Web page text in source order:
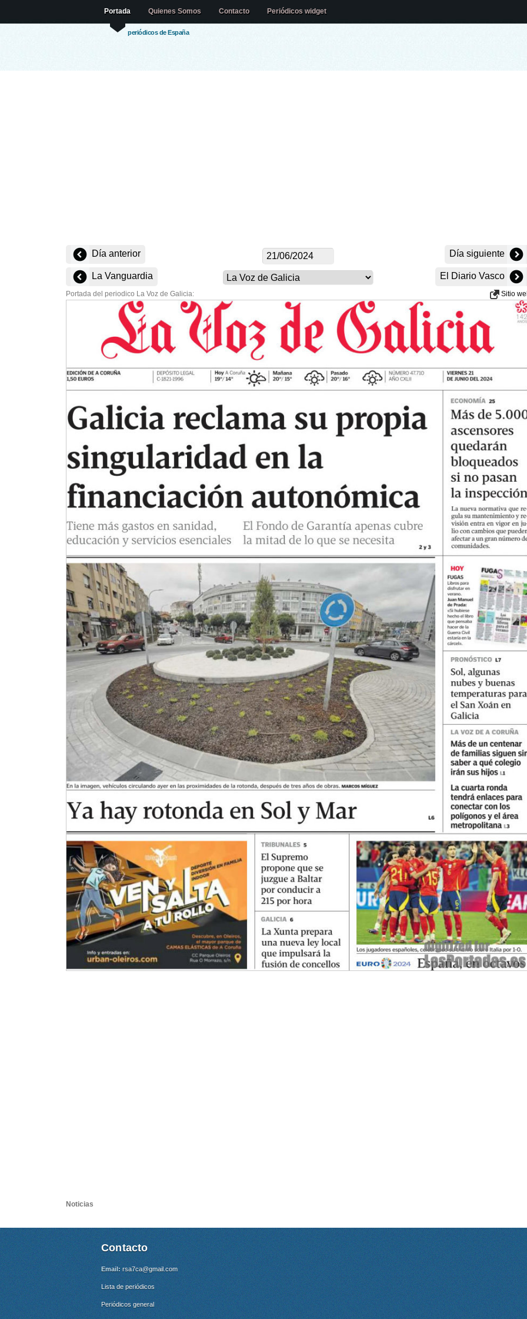
periódicos de España
Portada Quienes Somos Contacto Periódicos widget
Día anterior Día siguiente
La Vanguardia El Diario Vasco
Portada del periodico La Voz de Galicia: Sitio
Noticias
Contacto
Email: rsa7ca@gmail.com
Lista de periódicos
Periódicos general